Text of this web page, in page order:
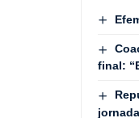
final: